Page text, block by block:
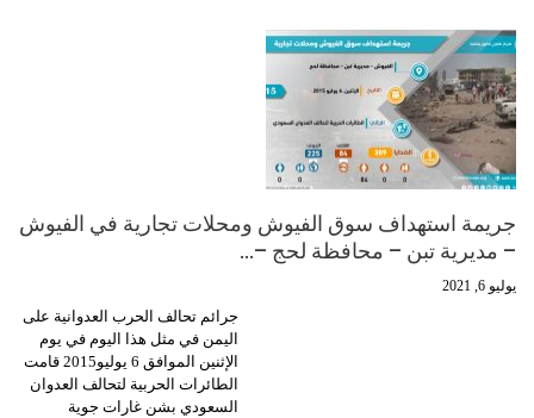
جريمة استهداف سوق الفيوش ومحلات تجارية في الفيوش
– مديرية تبن – محافظة لحج –…
يوليو 6, 2021
جرائم تحالف الحرب العدوانية على
اليمن في مثل هذا اليوم في يوم
الإثنين الموافق 6 يوليو2015 قامت
الطائرات الحربية لتحالف العدوان
السعودي بشن غارات جوية